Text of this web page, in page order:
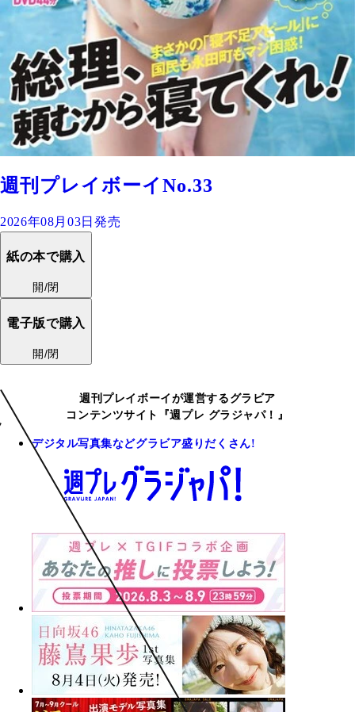
週刊プレイボーイNo.33
2026年08月03日発売
紙の本で購入
開/閉
電子版で購入
開/閉
週刊プレイボーイが運営するグラビア
コンテンツサイト『週プレ グラジャパ！』
デジタル写真集などグラビア盛りだくさん!